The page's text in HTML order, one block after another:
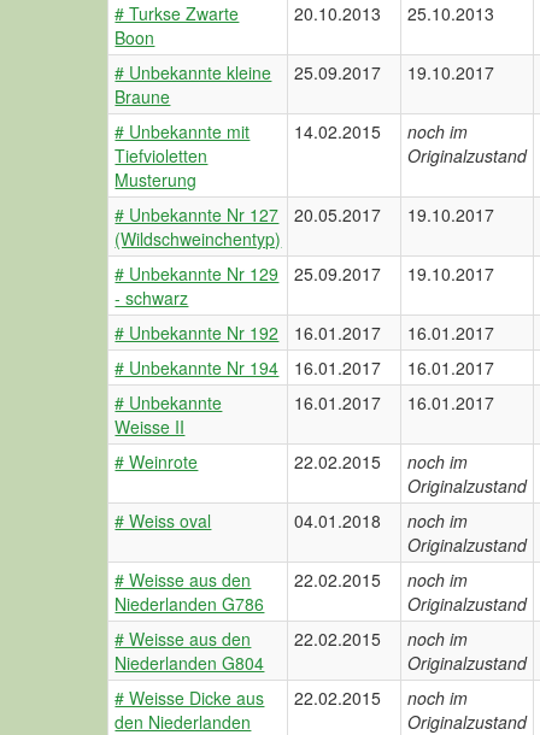
# Turkse Zwarte
Boon
20.10.2013 25.10.2013
# Unbekannte kleine
Braune
25.09.2017 19.10.2017
# Unbekannte mit
Tiefvioletten
Musterung
14.02.2015
noch im
Originalzustand
# Unbekannte Nr 127
(Wildschweinchentyp)
20.05.2017 19.10.2017
# Unbekannte Nr 129
- schwarz
25.09.2017 19.10.2017
# Unbekannte Nr 192 16.01.2017
16.01.2017
# Unbekannte Nr 194
16.01.2017
16.01.2017
# Unbekannte
Weisse II
16.01.2017 16.01.2017
# Weinrote 22.02.2015
noch im
Originalzustand
# Weiss oval
04.01.2018
noch im
Originalzustand
# Weisse aus den
Niederlanden G786
22.02.2015
noch im
Originalzustand
# Weisse aus den
Niederlanden G804
22.02.2015
noch im
Originalzustand
# Weisse Dicke aus
den Niederlanden
22.02.2015
noch im
Originalzustand